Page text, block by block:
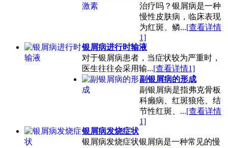
治疗吗？银屑病是一种
慢性皮肤病，临床表现
为红斑、鳞...[查看详情
1]
银屑病进行时输液
对于银屑病患者，当症状较为严重时，
医生往往会采用输...[查看详情1]
副银屑病的形成
副银屑病是指弗克骨板
科癞病、红斑狼疮、结
节性红斑、...[查看详情
1]
银屑病发烧症状
银屑病发烧症状银屑病是一种常见的慢